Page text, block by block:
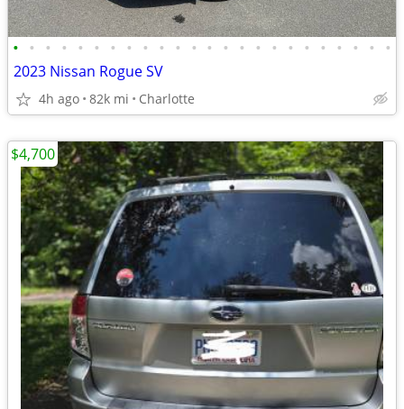
• • • • • • • • • • • • • • • • • • • • • • • •
2023 Nissan Rogue SV
4h ago 82k mi Charlotte
$4,700